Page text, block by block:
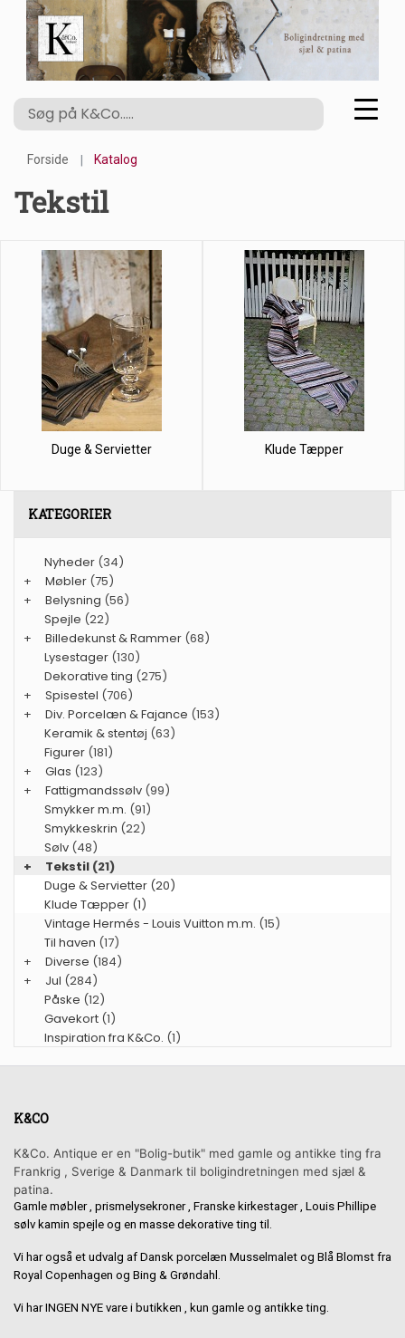
Forside Katalog
Tekstil
Duge & Servietter Klude Tæpper
KATEGORIER
Nyheder (34)
+
Møbler (75)
+
Belysning (56)
Spejle (22)
+
Billedekunst & Rammer (68)
Lysestager (130)
Dekorative ting (275)
+
Spisestel (706)
+
Div. Porcelæn & Fajance (153)
Keramik & stentøj (63)
Figurer (181)
+
Glas (123)
+
Fattigmandssølv (99)
Smykker m.m. (91)
Smykkeskrin (22)
Sølv (48)
+
Tekstil (21)
Duge & Servietter (20)
Klude Tæpper (1)
Vintage Hermés - Louis Vuitton m.m. (15)
Til haven (17)
+
Diverse (184)
+
Jul (284)
Påske (12)
Gavekort (1)
Inspiration fra K&Co. (1)
K&CO
K&Co. Antique er en "Bolig-butik" med gamle og antikke ting fra
Frankrig , Sverige & Danmark til boligindretningen med sjæl &
patina.
Gamle møbler , prismelysekroner , Franske kirkestager , Louis Phillipe
sølv kamin spejle og en masse dekorative ting til.
Vi har også et udvalg af Dansk porcelæn Musselmalet og Blå Blomst fra
Royal Copenhagen og Bing & Grøndahl.
Vi har INGEN NYE vare i butikken , kun gamle og antikke ting.